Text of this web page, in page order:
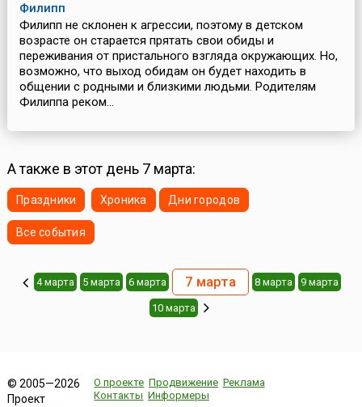
Филипп
Филипп не склонен к агрессии, поэтому в детском
возрасте он старается прятать свои обиды и
переживания от пристального взгляда окружающих. Но,
возможно, что выход обидам он будет находить в
общении с родными и близкими людьми. Родителям
Филиппа реком...
А также в этот день 7 марта:
Праздники Хроника Дни городов
Все события
4 марта 5 марта 6 марта 7 марта 8 марта 9 марта
10 марта
© 2005—2026
Проект
О проекте Продвижение Реклама
Контакты Информеры